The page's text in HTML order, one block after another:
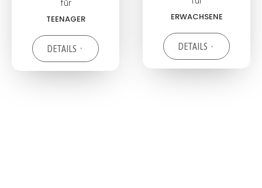
für
TEENAGER
DETAILS
ERWACHSENE
DETAILS